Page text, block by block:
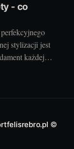
- co
stylizacji jest
każdej
ruchu, ale
naszej
©